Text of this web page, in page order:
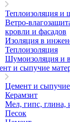
Теплоизоляция и
Ветро-
кровли и фасадов
Изоляция в
Теплоизоляция
Шумоизоляция и
и сыпучие
Цемент и
Керамзит
Мел, гипс, глина,
Песок